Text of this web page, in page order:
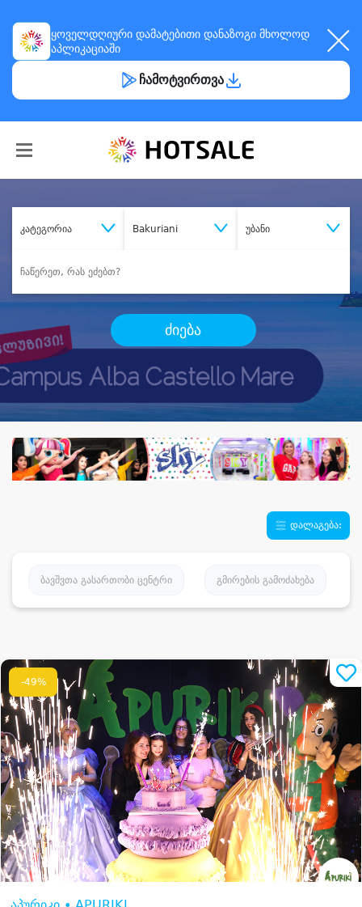
ყოველდღიური დამატებითი დანაზოგი მხოლოდ
აპლიკაციაში
ჩამოტვირთვა
კატეგორია Bakuriani უბანი
ძიება
დალაგება:
ბავშვთა გასართობი ცენტრი გმირების გამოძახება
-49%